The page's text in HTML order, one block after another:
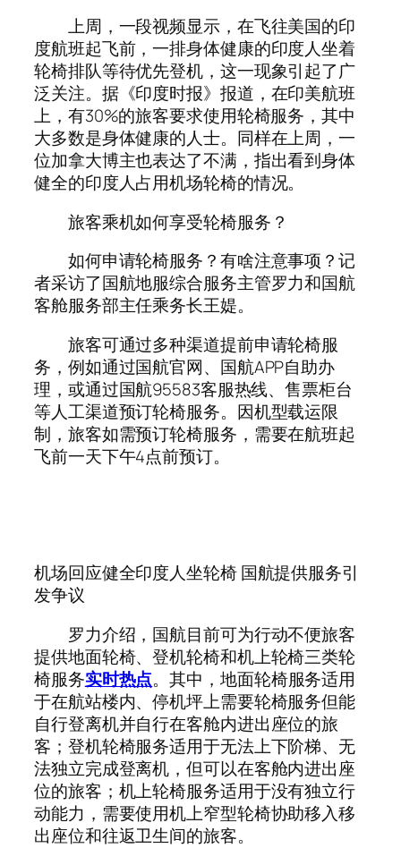
上周，一段视频显示，在飞往美国的印
度航班起飞前，一排身体健康的印度人坐着
轮椅排队等待优先登机，这一现象引起了广
泛关注。据《印度时报》报道，在印美航班
上，有30%的旅客要求使用轮椅服务，其中
大多数是身体健康的人士。同样在上周，一
位加拿大博主也表达了不满，指出看到身体
健全的印度人占用机场轮椅的情况。
旅客乘机如何享受轮椅服务？
如何申请轮椅服务？有啥注意事项？记
者采访了国航地服综合服务主管罗力和国航
客舱服务部主任乘务长王媞。
旅客可通过多种渠道提前申请轮椅服
务，例如通过国航官网、国航APP自助办
理，或通过国航95583客服热线、售票柜台
等人工渠道预订轮椅服务。因机型载运限
制，旅客如需预订轮椅服务，需要在航班起
飞前一天下午4点前预订。
机场回应健全印度人坐轮椅 国航提供服务引
发争议
罗力介绍，国航目前可为行动不便旅客
提供地面轮椅、登机轮椅和机上轮椅三类轮
椅服务实时热点。其中，地面轮椅服务适用
于在航站楼内、停机坪上需要轮椅服务但能
自行登离机并自行在客舱内进出座位的旅
客；登机轮椅服务适用于无法上下阶梯、无
法独立完成登离机，但可以在客舱内进出座
位的旅客；机上轮椅服务适用于没有独立行
动能力，需要使用机上窄型轮椅协助移入移
出座位和往返卫生间的旅客。